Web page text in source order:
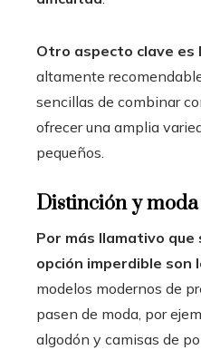
Otro aspecto clave es
altamente
sencillas de combinar
ofrecer una amplia
pequeños.
Distinción y moda
Por más llamativo que
opción imperdible son
modelos modernos de
pasen de moda, por
algodón y camisas de